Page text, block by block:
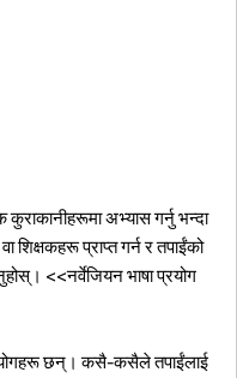
अभ्यास गर्नु भन्दा
शिक्षकहरू प्राप्त गर्न र तपाईंको
<<नर्वेजियन भाषा प्रयोग
छन्। कसै-कसैले तपाईंलाई